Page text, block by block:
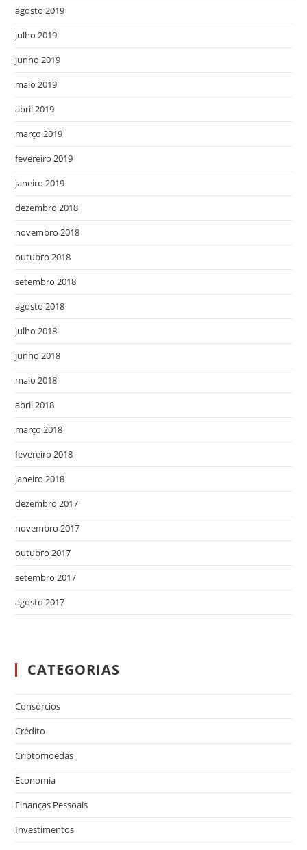
agosto 2019
julho 2019
junho 2019
maio 2019
abril 2019
março 2019
fevereiro 2019
janeiro 2019
dezembro 2018
novembro 2018
outubro 2018
setembro 2018
agosto 2018
julho 2018
junho 2018
maio 2018
abril 2018
março 2018
fevereiro 2018
janeiro 2018
dezembro 2017
novembro 2017
outubro 2017
setembro 2017
agosto 2017
CATEGORIAS
Consórcios
Crédito
Criptomoedas
Economia
Finanças Pessoais
Investimentos